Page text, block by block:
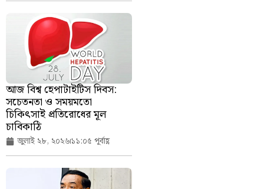
আজ বিশ্ব হেপাটাইটিস দিবস:
সচেতনতা ও সময়মতো
চিকিৎসাই প্রতিরোধের মূল
চাবিকাঠি
জুলাই ২৮, ২০২৬১১:০৫ পূর্বাহ্ণ